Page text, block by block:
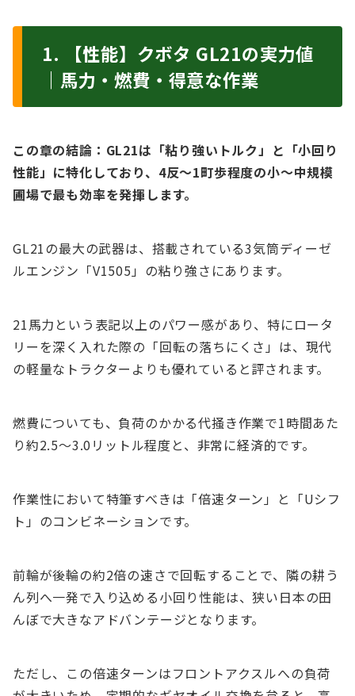
1. 【性能】クボタ GL21の実力値
｜馬力・燃費・得意な作業
この章の結論：GL21は「粘り強いトルク」と「小回り
性能」に特化しており、4反〜1町歩程度の小〜中規模
圃場で最も効率を発揮します。
GL21の最大の武器は、搭載されている3気筒ディーゼ
ルエンジン「V1505」の粘り強さにあります。
21馬力という表記以上のパワー感があり、特にロータ
リーを深く入れた際の「回転の落ちにくさ」は、現代
の軽量なトラクターよりも優れていると評されます。
燃費についても、負荷のかかる代掻き作業で1時間あた
り約2.5〜3.0リットル程度と、非常に経済的です。
作業性において特筆すべきは「倍速ターン」と「Uシフ
ト」のコンビネーションです。
前輪が後輪の約2倍の速さで回転することで、隣の耕う
ん列へ一発で入り込める小回り性能は、狭い日本の田
んぼで大きなアドバンテージとなります。
ただし、この倍速ターンはフロントアクスルへの負荷